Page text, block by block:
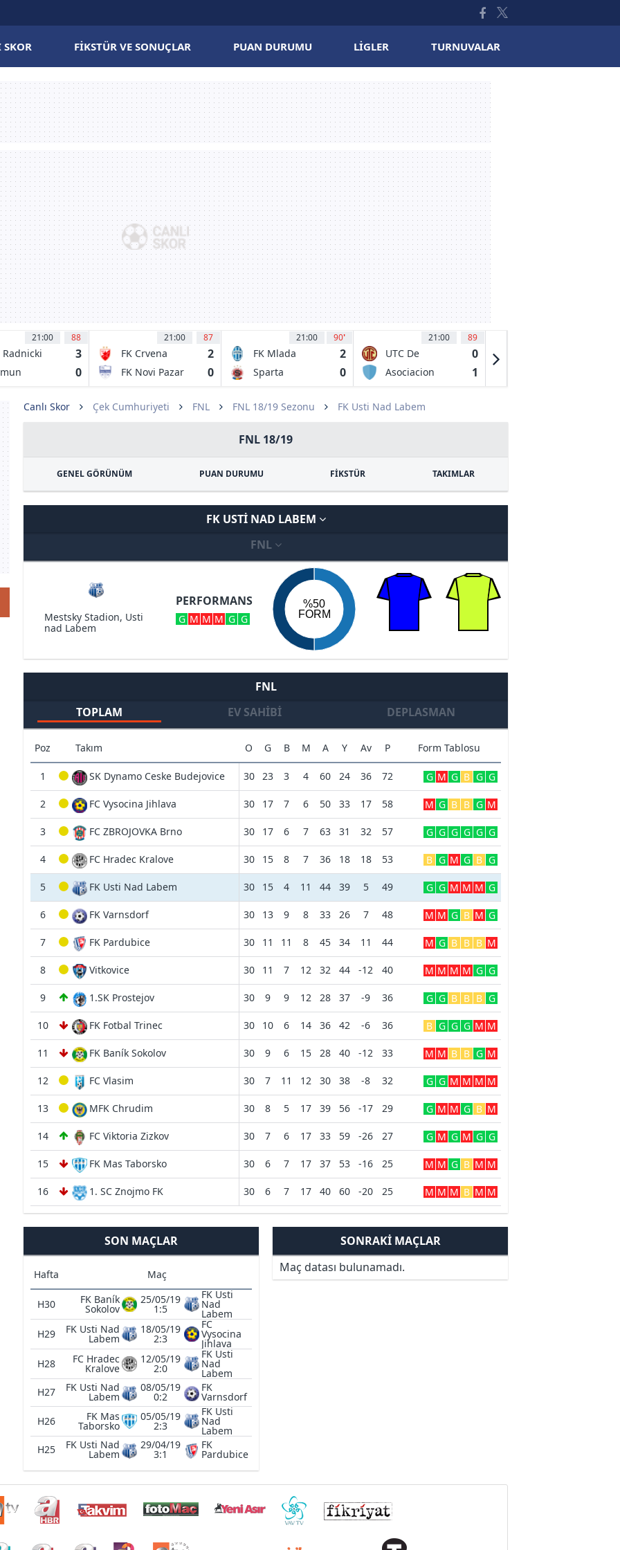
SKOR FIKSTÜR VE SONUÇLAR PUAN DURUMU LIGLER TURNUVALAR
21:00 88
Radnicki
3
0
21:00 87
FK Crvena
Zvezda
2
FK Novi Pazar 0
21:00 90'
FK Mlada
Boleslav
2
Sparta
0
21:00 89
UTC De
Cajamarca
0
Asociacion
Tarma
1
Canlı Skor Çek Cumhuriyeti FNL FNL 18/19 Sezonu FK Usti Nad Labem
FNL 18/19
GENEL GÖRÜNÜM PUAN DURUMU FİKSTÜR TAKIMLAR
FK USTI NAD LABEM
FNL
Mestsky Stadion, Usti
nad Labem
PERFORMANS
G M M M G G
%50
FORM
FNL
TOPLAM
EV SAHIBI DEPLASMAN
Poz Takım O G B M A Y Av P Form Tablosu
1 SK Dynamo Ceske Budejovice 30 23 3 4 60 24 36 72 G M G B G G
2 FC Vysocina Jihlava 30 17 7 6 50 33 17 58 M G B B G M
3 FC ZBROJOVKA Brno 30 17 6 7 63 31 32 57 G G G G G G
4 FC Hradec Kralove 30 15 8 7 36 18 18 53 B G M G B G
5 FK Usti Nad Labem 30 15 4 11 44 39 5 49 G G M M M G
6 FK Varnsdorf 30 13 9 8 33 26 7 48 M M G B M G
7 FK Pardubice 30 11 11 8 45 34 11 44 M G B B B M
8 Vitkovice 30 11 7 12 32 44 -12 40 M M M M G G
9 1.SK Prostejov 30 9 9 12 28 37 -9 36 G G B B B G
10 FK Fotbal Trinec 30 10 6 14 36 42 -6 36 B G G G M M
11 FK Baník Sokolov 30 9 6 15 28 40 -12 33 M M B B G M
12 FC Vlasim 30 7 11 12 30 38 -8 32 G G M M M M
13 MFK Chrudim 30 8 5 17 39 56 -17 29 G M M G B M
14 FC Viktoria Zizkov 30 7 6 17 33 59 -26 27 G M G M G G
15 FK Mas Taborsko 30 6 7 17 37 53 -16 25 M M G B M M
16 1. SC Znojmo FK 30 6 7 17 40 60 -20 25 M M M B M M
SON MAÇLAR
Hafta Maç
H30 FK Baník
Sokolov
25/05/19
1:5
FK Usti
Nad
Labem
H29
FK Usti Nad
Labem
18/05/19
2:3
FC
Vysocina
Jihlava
H28
FC Hradec
Kralove
12/05/19
2:0
FK Usti
Nad
Labem
H27
FK Usti Nad
Labem
08/05/19
0:2
FK
Varnsdorf
H26
FK Mas
Taborsko
05/05/19
2:3
FK Usti
Nad
Labem
H25
FK Usti Nad
Labem
29/04/19
3:1
FK
Pardubice
SONRAKI MAÇLAR
Maç datası bulunamadı.